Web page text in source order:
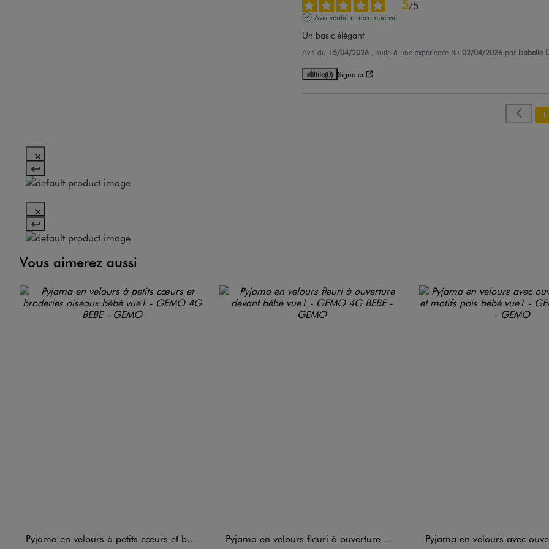
5/5
Avis vérifié et récompensé
Un basic élégant
Avis du 15/04/2026 , suite à une expérience du 02/04/2026 par Isabelle
Utile(0) Signaler
1
Vous aimerez aussi
Pyjama en velours à petits cœurs et broderies oiseaux bébé
Pyjama en velours fleuri à ouverture devant bébé
Pyjama en velours avec ouverture avant et